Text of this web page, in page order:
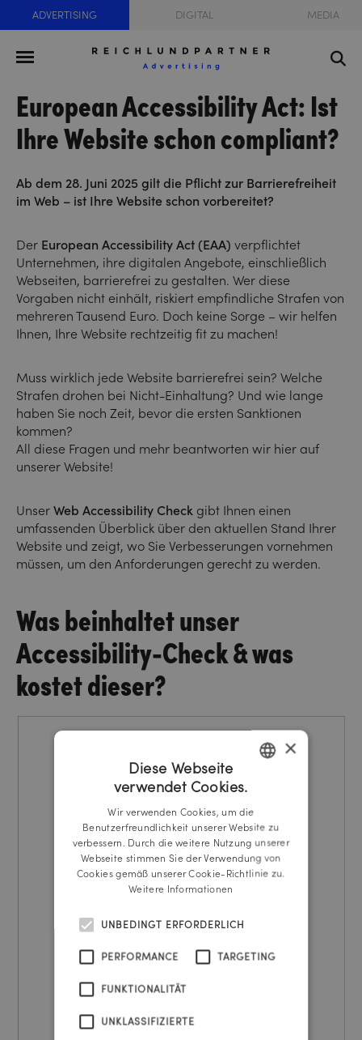
ADVERTISING DIGITAL MEDIA
European Accessibility Act: Ist
Ihre Website schon compliant?
Ab dem 28. Juni 2025 gilt die Pflicht zur Barrierefreiheit
im Web – ist Ihre Website schon vorbereitet?
Der European Accessibility Act (EAA) verpflichtet
Unternehmen, ihre digitalen Angebote, einschließlich
Webseiten, barrierefrei zu gestalten. Wer diese
Vorgaben nicht einhält, riskiert empfindliche Strafen von
mehreren Tausend Euro. Doch keine Sorge – wir helfen
Ihnen, Ihre Website rechtzeitig fit zu machen!
Muss wirklich jede Website barrierefrei sein? Welche
Strafen drohen bei Nicht-Einhaltung? Und wie lange
haben Sie noch Zeit, bevor die ersten Sanktionen
kommen?
All diese Fragen und mehr beantworten wir hier auf
unserer Website!
Unser Web Accessibility Check gibt Ihnen einen
umfassenden Überblick über den aktuellen Stand Ihrer
Website und zeigt, wo Sie Verbesserungen vornehmen
müssen, um den Anforderungen gerecht zu werden.
Was beinhaltet unser
Accessibility-Check & was
kostet dieser?
GERMAN
×
Diese Webseite
verwendet Cookies.
Wir verwenden Cookies, um die
Benutzerfreundlichkeit unserer Website zu
verbessern. Durch die weitere Nutzung unserer
Webseite stimmen Sie der Verwendung von
Cookies gemäß unserer Cookie-Richtlinie zu.
Weitere Informationen
UNBEDINGT ERFORDERLICH
PERFORMANCE TARGETING
FUNKTIONALITÄT
UNKLASSIFIZIERTE